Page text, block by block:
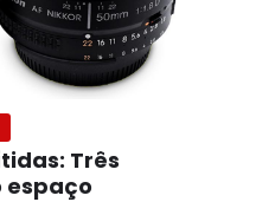
Três
espaço